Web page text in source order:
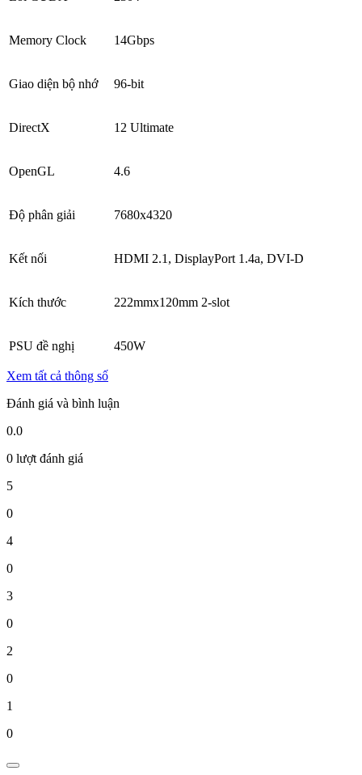
Memory Clock 14Gbps
Giao diện bộ nhớ 96-bit
DirectX 12 Ultimate
OpenGL 4.6
Độ phân giải 7680x4320
Kết nối HDMI 2.1, DisplayPort 1.4a, DVI-D
Kích thước 222mmx120mm 2-slot
PSU đề nghị 450W
Xem tất cả thông số
Đánh giá và bình luận
0.0
0 lượt đánh giá
5
0
4
0
3
0
2
0
1
0